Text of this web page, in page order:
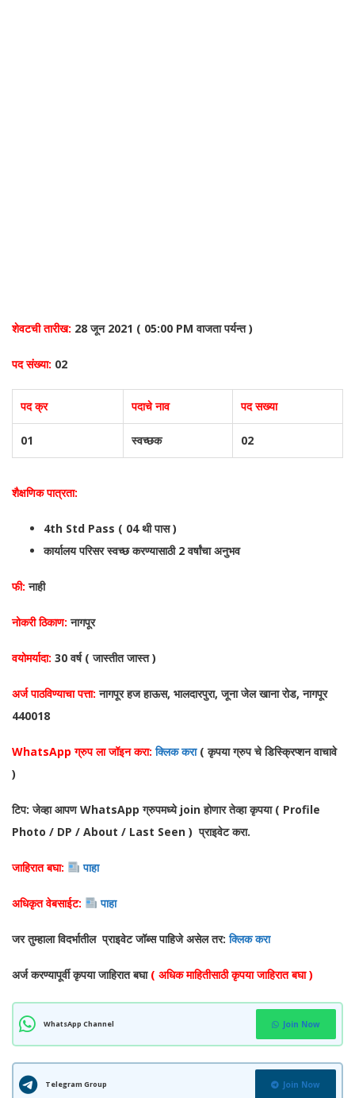
शेवटची तारीख: 28 जून 2021 ( 05:00 PM वाजता पर्यन्त )
पद संख्या: 02
पद क्र पदाचे नाव पद सख्या
01 स्वच्छक 02
शैक्षणिक पात्रता:
4th Std Pass ( 04 थी पास )
कार्यालय परिसर स्वच्छ करण्यासाठी 2 वर्षांचा अनुभव
फी: नाही
नोकरी ठिकाण: नागपूर
वयोमर्यादा: 30 वर्ष ( जास्तीत जास्त )
अर्ज पाठविण्याचा पत्ता: नागपूर हज हाऊस, भालदारपुरा, जूना जेल खाना रोड, नागपूर
440018
WhatsApp ग्रुप ला जॉइन करा: क्लिक करा ( कृपया ग्रुप चे डिस्क्रिप्शन वाचावे
)
टिप: जेव्हा आपण WhatsApp ग्रुपमध्ये join होणार तेव्हा कृपया ( Profile
Photo / DP / About / Last Seen ) प्राइवेट करा.
जाहिरात बघा: पाहा
अधिकृत वेबसाईट: पाहा
जर तुम्हाला विदर्भातील प्राइवेट जॉब्स पाहिजे असेल तर:क्लिक करा
अर्ज करण्यापूर्वी कृपया जाहिरात बघा ( अधिक माहितीसाठी कृपया जाहिरात बघा )
WhatsApp Channel Join Now
Telegram Group Join Now